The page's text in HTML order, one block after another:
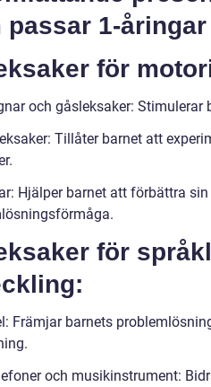
passar 1-åringar
för
och gåsleksaker:
Tillåter barnet att
Hjälper barnet att förbättra
för
Främjar barnets
och musikinstrument: